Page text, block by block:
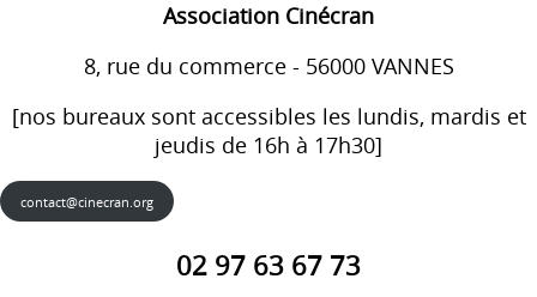
Association Cinécran
8, rue du commerce - 56000 VANNES
[nos bureaux sont accessibles les lundis, mardis et
jeudis de 16h à 17h30]
contact@cinecran.org
02 97 63 67 73